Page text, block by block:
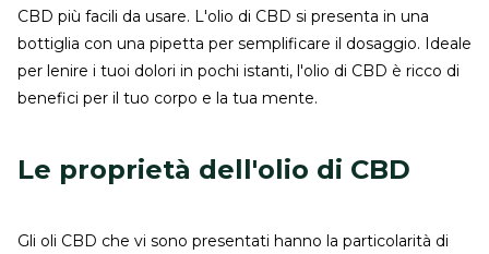
CBD più facili da usare. L'olio di CBD si presenta in una
bottiglia con una pipetta per semplificare il dosaggio. Ideale
per lenire i tuoi dolori in pochi istanti, l'olio di CBD è ricco di
benefici per il tuo corpo e la tua mente.
Le proprietà dell'olio di CBD
Gli oli CBD che vi sono presentati hanno la particolarità di